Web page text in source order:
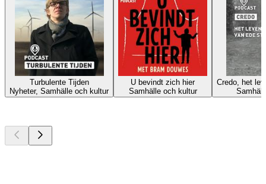
Turbulente Tijden
Nyheter, Samhälle och kultur
U bevindt zich hier
Samhälle och kultur
Credo, het